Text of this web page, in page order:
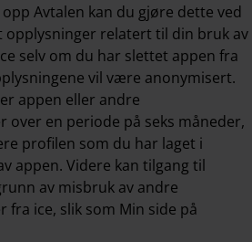
Avtalen kan du gjøre dette ved
opplysninger relatert til din bruk av
selv om du har slettet appen fra
vil være anonymisert.
appen eller andre
over en periode på seks måneder,
profilen som du har laget i
appen. Videre kan tilgang til
av misbruk av andre
fra ice, slik som Min side på